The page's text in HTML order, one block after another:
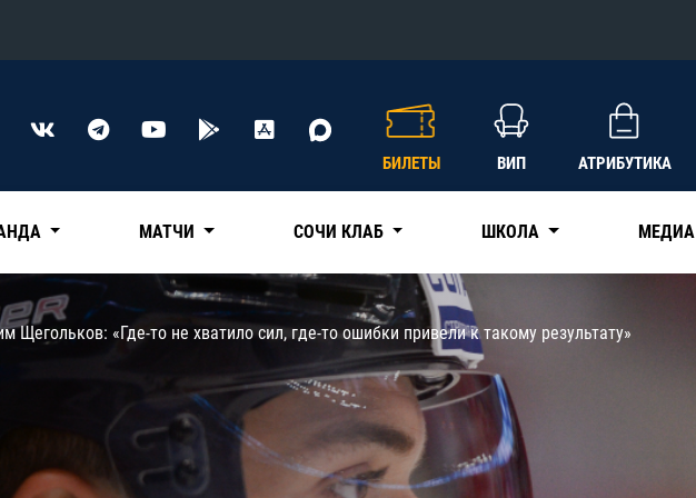
Конференция «Восток»
Нефтехимик
Трактор
Адмирал
КХЛ
БИЛЕТЫ ВИП АТРИБУТИКА
МАТЧИ СОЧИ КЛАБ ШКОЛА МЕДИА
Щегольков: «Где-то не хватило сил, где-то ошибки привели к такому результату»